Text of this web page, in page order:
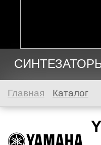
АУДИО
Главная Каталог